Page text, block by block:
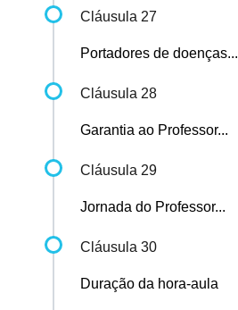
Cláusula 27
Portadores de doenças...
Cláusula 28
Garantia ao Professor...
Cláusula 29
Jornada do Professor...
Cláusula 30
Duração da hora-aula